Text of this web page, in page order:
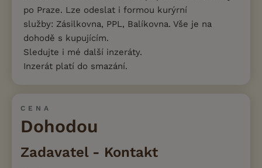
po Praze. Lze odeslat i formou kurýrní
služby: Zásilkovna, PPL, Balíkovna. Vše je na
dohodě s kupujícím.
Sledujte i mé další inzeráty.
Inzerát platí do smazání.
CENA
Dohodou
Zadavatel - Kontakt